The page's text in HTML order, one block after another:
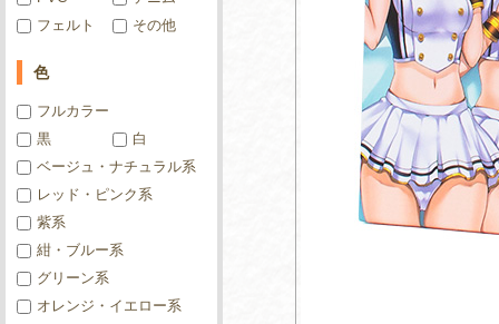
フェルト
その他
色
フルカラー
黒
白
ベージュ・ナチュラル系
レッド・ピンク系
紫系
紺・ブルー系
グリーン系
オレンジ・イエロー系